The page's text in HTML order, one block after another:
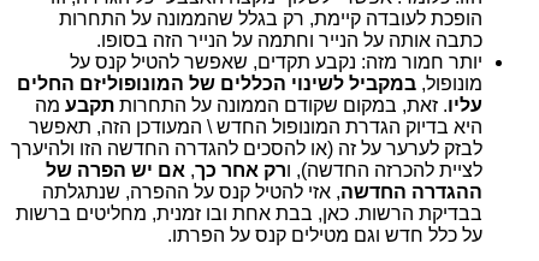
הופכת לעובדה קיימת, רק בגלל שהממונה על התחרות
כתבה אותה על הנייר וחתמה על הנייר הזה בסופו.
יותר חמור מזה: נקבע תקדים, שאפשר להטיל קנס על
מונופול, במקביל לשינוי הכללים של המונופוליזם החלים
עליו. זאת, במקום שקודם הממונה על התחרות תקבע מה
היא בדיוק הגדרת המונופול החדש \ המעודכן הזה, תאפשר
לבזק לערער על זה (או להסכים להגדרה החדשה הזו ולהיערך
לציית להכרזה החדשה), ורק אחר כך, אם יש הפרה של
ההגדרה החדשה, אזי להטיל קנס על ההפרה, שנתגלתה
בבדיקת הרשות. כאן, בבת אחת ובו זמנית, מחליטים ברשות
על כלל חדש וגם מטילים קנס על הפרתו.